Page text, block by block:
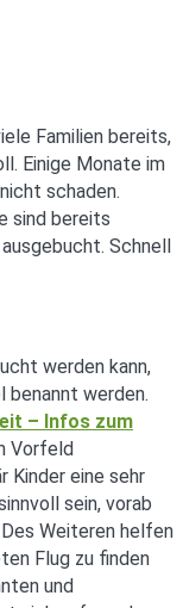
Familien bereits,
Einige Monate im
schaden.
sind bereits
Schnell
werden kann,
benannt werden.
– Infos zum
Vorfeld
Kinder eine sehr
sein, vorab
Weiteren helfen
Flug zu finden
und